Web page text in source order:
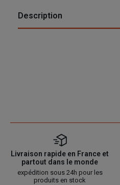
Description
Livraison rapide en France et
partout dans le monde
expédition sous 24h pour les
produits en stock